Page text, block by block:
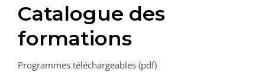
Catalogue des
formations
Programmes téléchargeables (pdf)